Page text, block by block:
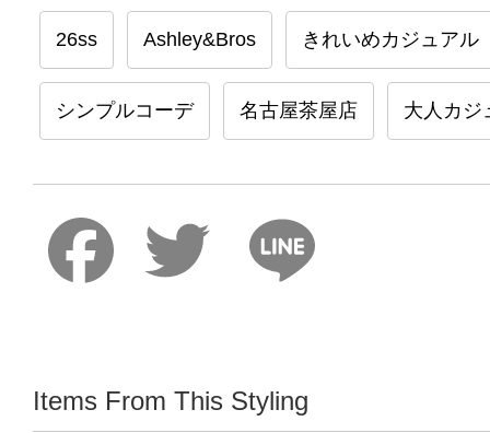
26ss Ashley&Bros きれいめカジュアル
シンプルコーデ 名古屋茶屋店 大人カジ
Twitter
Items From This Styling